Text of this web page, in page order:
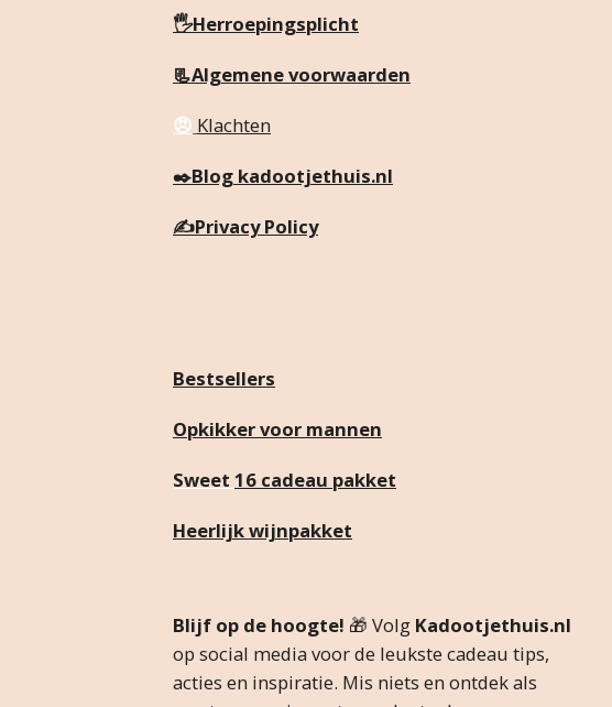
🖐️Herroepingsplicht
📃Algemene voorwaarden
😠 Klachten
✒️Blog kadootjethuis.nl
✍️Privacy Policy
Bestsellers
Opkikker voor mannen
Sweet 16 cadeau pakket
Heerlijk wijnpakket
Blijf op de hoogte! 🎁 Volg Kadootjethuis.nl
op social media voor de leukste cadeau tips,
acties en inspiratie. Mis niets en ontdek als